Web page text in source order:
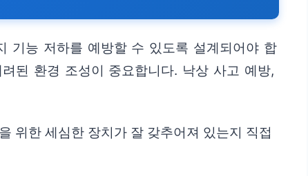
기능 저하를 예방할 수 있도록 설계되어야 합
된 환경 조성이 중요합니다. 낙상 사고 예방,
위한 세심한 장치가 잘 갖추어져 있는지 직접